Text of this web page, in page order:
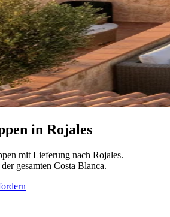
in Rojales
mit Lieferung nach Rojales.
gesamten Costa Blanca.